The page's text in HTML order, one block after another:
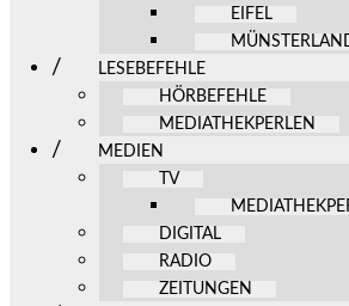
EIFEL
LESEBEFEHLE
HÖRBEFEHLE
MEDIATHEKPERLEN
MEDIEN
TV
DIGITAL
RADIO
ZEITUNGEN